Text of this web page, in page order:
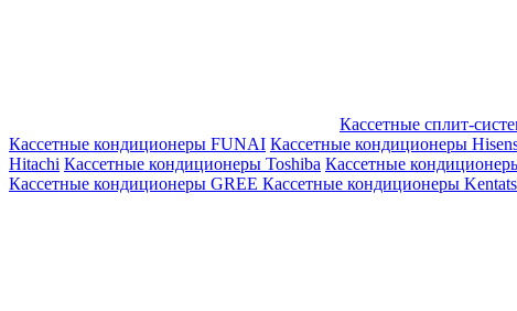
Кассетные сплит-
Кассетные кондиционеры FUNAI Кассетные кондиционеры
Hitachi Кассетные кондиционеры Toshiba Кассетные
Кассетные кондиционеры GREE Кассетные кондиционеры